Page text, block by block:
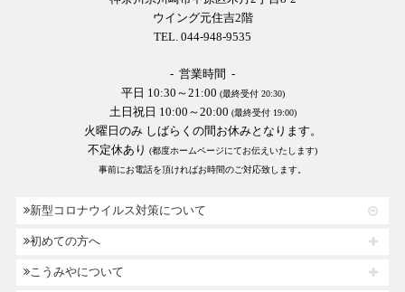
ウイング元住吉2階
TEL. 044-948-9535
- 営業時間 -
平日 10:30～21:00 (最終受付 20:30)
土日祝日 10:00～20:00 (最終受付 19:00)
火曜日のみ しばらくの間お休みとなります。
不定休あり (都度ホームページにてお伝えいたします)
事前にお電話を頂ければお時間のご対応致します。
新型コロナウイルス対策について
初めての方へ
こうみやについて